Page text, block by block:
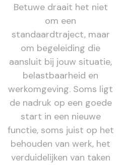
Betuwe draait het niet
om een
standaardtraject, maar
om begeleiding die
aansluit bij jouw situatie,
belastbaarheid en
werkomgeving. Soms ligt
de nadruk op een goede
start in een nieuwe
functie, soms juist op het
behouden van werk, het
verduidelijken van taken